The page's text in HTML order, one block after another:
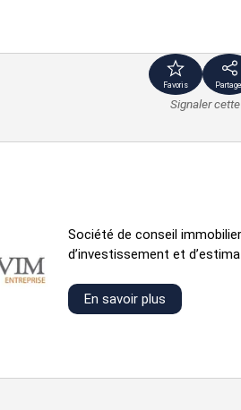
Favoris
Signaler
Société de conseil
d’investissement et
En savoir plus